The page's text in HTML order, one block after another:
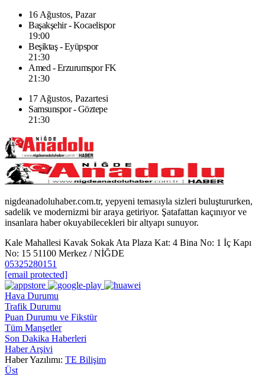
16 Ağustos, Pazar
Başakşehir - Kocaelispor
19:00
Beşiktaş - Eyüpspor
21:30
Amed - Erzurumspor FK
21:30
17 Ağustos, Pazartesi
Samsunspor - Göztepe
21:30
nigdeanadoluhaber.com.tr, yepyeni temasıyla sizleri buluştururken,
sadelik ve modernizmi bir araya getiriyor. Şatafattan kaçınıyor ve
insanlara haber okuyabilecekleri bir altyapı sunuyor.
Kale Mahallesi Kavak Sokak Ata Plaza Kat: 4 Bina No: 1 İç Kapı
No: 15 51100 Merkez / NİĞDE
05325280151
[email protected]
Hava Durumu
Trafik Durumu
Puan Durumu ve Fikstür
Tüm Manşetler
Son Dakika Haberleri
Haber Arşivi
Haber Yazılımı: TE Bilişim
Üst